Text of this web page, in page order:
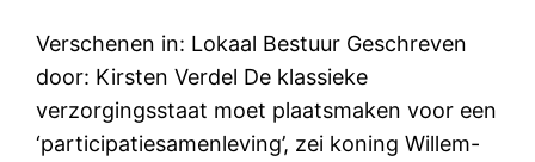
Verschenen in: Lokaal Bestuur Geschreven
door: Kirsten Verdel De klassieke
verzorgingsstaat moet plaatsmaken voor een
‘participatiesamenleving’, zei koning Willem-